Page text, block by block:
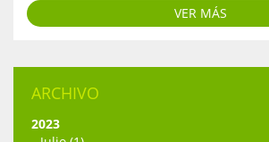
VER MÁS
ARCHIVO
2023